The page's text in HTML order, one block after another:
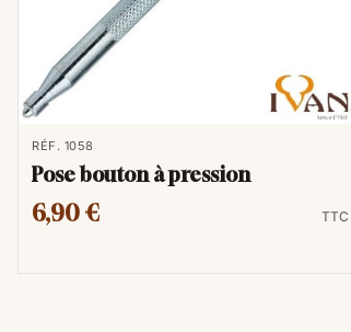
RÉF. 1058
Pose bouton à pression
6,90 € TTC